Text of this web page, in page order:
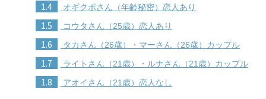
1.4 オギクボさん（年齢秘密）恋人あり
1.5 コウタさん（25歳）恋人あり
1.6 タカさん（26歳）・マーさん（26歳）カップル
1.7 ライトさん（21歳）・ルナさん（21歳）カップル
1.8 アオイさん（21歳）恋人なし